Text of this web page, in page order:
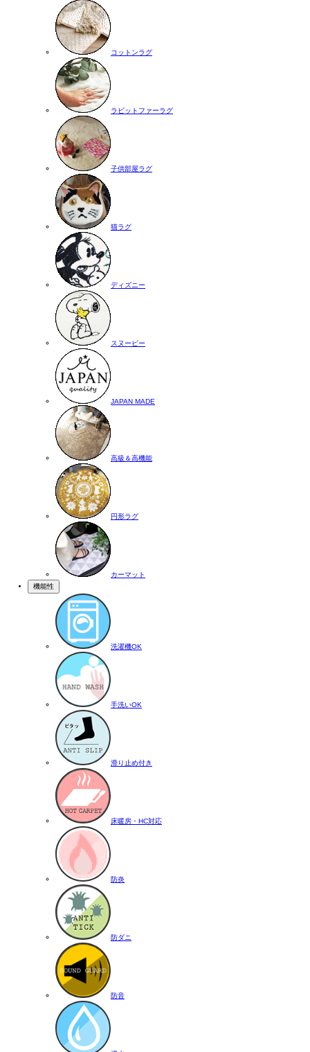
コットンラグ
ラビットファーラグ
子供部屋ラグ
猫ラグ
ディズニー
スヌーピー
JAPAN MADE
高級＆高機能
円形ラグ
カーマット
機能性
洗濯機OK
手洗いOK
滑り止め付き
床暖房・HC対応
防炎
防ダニ
防音